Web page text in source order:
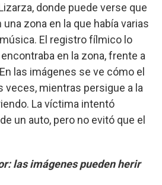
donde puede verse que
zona en la que había varias
El registro fílmico lo
en la zona, frente a
las imágenes se ve cómo el
veces, mientras persigue a la
La víctima intentó
un auto, pero no evitó que el
las imágenes pueden herir